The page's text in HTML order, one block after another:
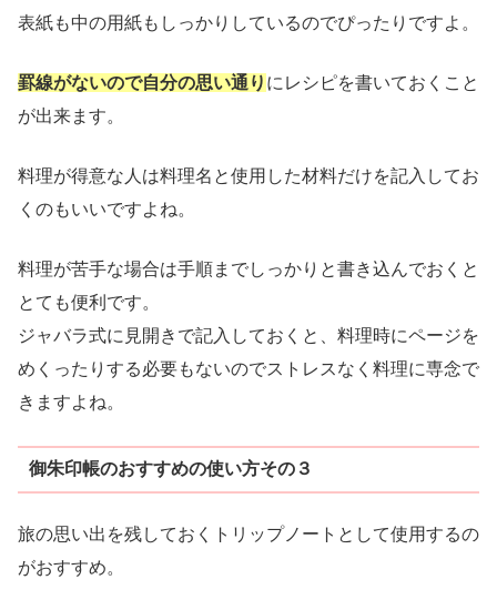
表紙も中の用紙もしっかりしているのでぴったりですよ。
罫線がないので自分の思い通り にレシピを書いておくこと
が出来ます。
料理が得意な人は料理名と使用した材料だけを記入してお
くのもいいですよね。
料理が苦手な場合は手順までしっかりと書き込んでおくと
とても便利です。
ジャバラ式に見開きで記入しておくと、料理時にページを
めくったりする必要もないのでストレスなく料理に専念で
きますよね。
御朱印帳のおすすめの使い方その３
旅の思い出を残しておくトリップノートとして使用するの
がおすすめ。